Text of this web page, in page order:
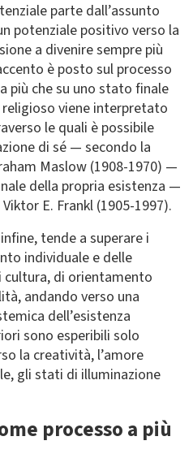
parte dall’assunto
potenziale positivo verso la
a divenire sempre più
è posto sul processo
più che su uno stato finale
viene interpretato
le quali è possibile
di sé — secondo la
Maslow (1908-1970) —
della propria esistenza —
E. Frankl (1905-1997).
tende a superare i
individuale e delle
cultura, di orientamento
andando verso una
dell’esistenza
sono esperibili solo
la creatività, l’amore
gli stati di illuminazione
processo a più